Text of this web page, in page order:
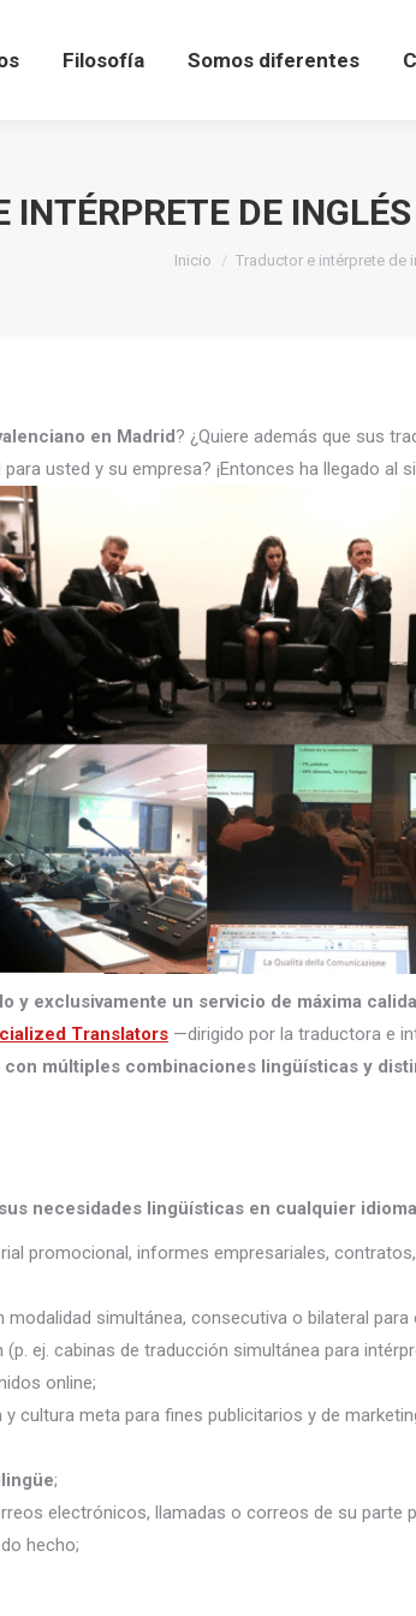
Filosofía Somos diferentes
INTÉRPRETE DE
Estás aquí:
Inicio Traductor e intérprete de
en Madrid? ¿Quiere además que sus
usted y su empresa? ¡Entonces ha llegado al
y exclusivamente un servicio de máxima
Translators —dirigido por la traductora e
múltiples combinaciones lingüísticas y
necesidades lingüísticas en cualquier idioma
promocional, informes empresariales,
modalidad simultánea, consecutiva o bilateral para
ej. cabinas de traducción simultánea para
online;
cultura meta para fines publicitarios y de
;
electrónicos, llamadas o correos de su parte
hecho;